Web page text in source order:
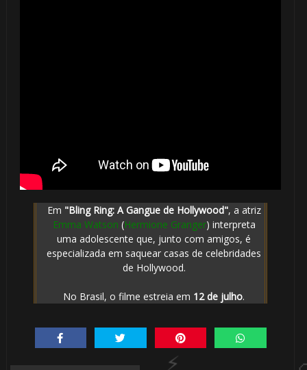
Em "Bling Ring: A Gangue de Hollywood", a atriz
Emma Watson (Hermione Granger) interpreta
uma adolescente que, junto com amigos, é
especializada em saquear casas de celebridades
de Hollywood.
No Brasil, o filme estreia em 12 de julho.
1️⃣ 8️⃣